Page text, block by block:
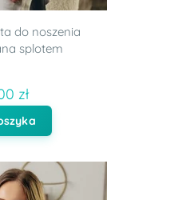
do noszenia
splotem
zł